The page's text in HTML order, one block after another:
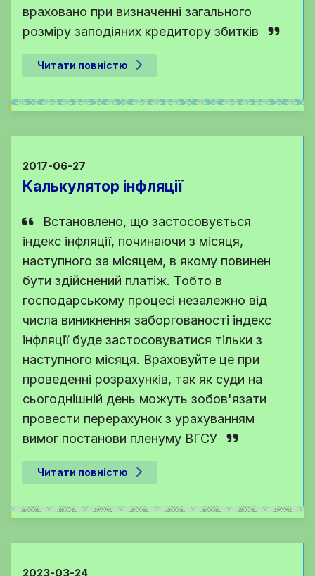
враховано при визначенні загального
розміру заподіяних кредитору збитків
Читати повністю
2017-06-27
Калькулятор інфляції
Встановлено, що застосовується
індекс інфляції, починаючи з місяця,
наступного за місяцем, в якому повинен
бути здійснений платіж. Тобто в
господарському процесі незалежно від
числа виникнення заборгованості індекс
інфляції буде застосовуватися тільки з
наступного місяця. Враховуйте це при
проведенні розрахунків, так як суди на
сьогоднішній день можуть зобов'язати
провести перерахунок з урахуванням
вимог постанови пленуму ВГСУ
Читати повністю
2023-03-24